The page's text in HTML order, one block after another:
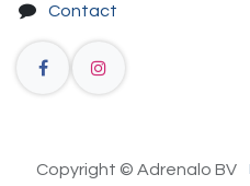
Contact
Copyright © Adrenalo BV